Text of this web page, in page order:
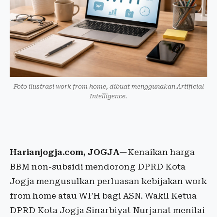
Foto ilustrasi work from home, dibuat menggunakan Artificial
Intelligence.
Harianjogja.com, JOGJA—Kenaikan harga
BBM non-subsidi mendorong DPRD Kota
Jogja mengusulkan perluasan kebijakan work
from home atau WFH bagi ASN. Wakil Ketua
DPRD Kota Jogja Sinarbiyat Nurjanat menilai